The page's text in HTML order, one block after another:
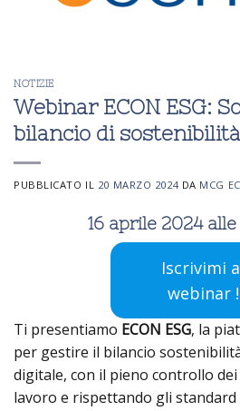
NOTIZIE
Webinar ECON ESG:
bilancio di sostenibilità
PUBBLICATO IL 20 MARZO 2024DA MCG
16 aprile 2024
Iscrivimi
webinar !
Ti presentiamo ECON ESG, la
per gestire il bilancio
digitale, con il pieno controllo
lavoro e rispettando gli